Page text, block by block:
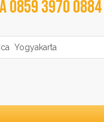
0859 3970 0884